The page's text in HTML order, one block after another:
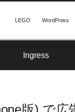
LEGO WordPress
Ingress